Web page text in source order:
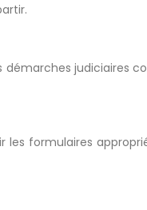
démarches judiciaires
les formulaires